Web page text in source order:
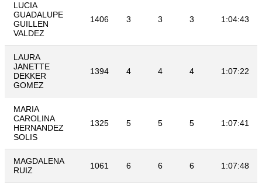
LUCIA
GUADALUPE
GUILLEN
VALDEZ
1406 3 3 3 1:04:43
LAURA
JANETTE
DEKKER
GOMEZ
1394 4 4 4 1:07:22
MARIA
CAROLINA
HERNANDEZ
SOLIS
1325 5 5 5 1:07:41
MAGDALENA
RUIZ
1061 6 6 6 1:07:48